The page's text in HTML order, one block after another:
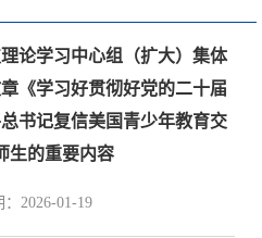
论学习中心组（扩大）集体
《学习好贯彻好党的二十届
书记复信美国青少年教育交
生的重要内容
：2026-01-19